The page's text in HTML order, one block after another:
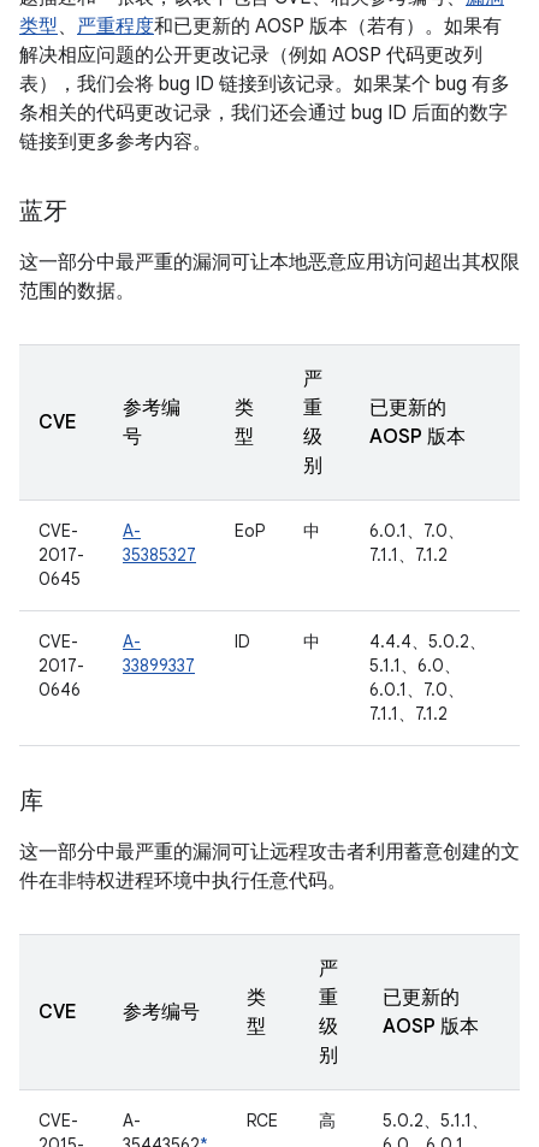
类型、 严重程度和已更新的 AOSP 版本（若有）。如果有
解决相应问题的公开更改记录（例如 AOSP 代码更改列
表），我们会将 bug ID 链接到该记录。如果某个 bug 有多
条相关的代码更改记录，我们还会通过 bug ID 后面的数字
链接到更多参考内容。
蓝牙
这一部分中最严重的漏洞可让本地恶意应用访问超出其权限
范围的数据。
CVE
参考编
号
类
型
严
重
级
别
已更新的
AOSP 版本
CVE-
2017-
0645
A-
35385327
EoP 中
6.0.1、7.0、
7.1.1、7.1.2
CVE-
2017-
0646
A-
33899337
ID 中
4.4.4、5.0.2、
5.1.1、6.0、
6.0.1、7.0、
7.1.1、7.1.2
库
这一部分中最严重的漏洞可让远程攻击者利用蓄意创建的文
件在非特权进程环境中执行任意代码。
CVE 参考编号
类
型
严
重
级
别
已更新的
AOSP 版本
CVE-
A-
RCE 高
5.0.2、5.1.1、